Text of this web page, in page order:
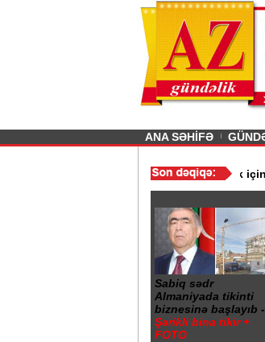
Previous
ANA SƏHİFƏ
Gəncə şəhərində 20 Yanvar abidəsi
Sabiq sədr
Almaniyada tikinti
biznesinə başlayıb -
Şərikli bina tikir +
FOTO